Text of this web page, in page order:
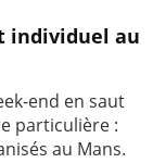
individuel au
end en saut
particulière :
au Mans.